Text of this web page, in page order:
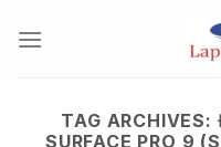
TAG ARCHIVES:
SURFACE PRO 9